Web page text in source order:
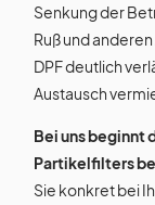
Senkung der
Ruß und
DPF deutlich
Austausch
Bei uns beginnt
Partikelfilters
Sie konkret bei